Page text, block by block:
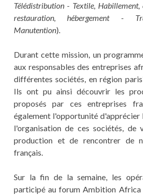
Télédistribution - Textile, Habillement,
restauration, hébergement -
Manutention).
Durant cette mission, un
aux responsables des entreprises
différentes sociétés, en région
Ils ont pu ainsi découvrir les
proposés par ces entreprises
également l'opportunité
l'organisation de ces sociétés, de
production et de rencontrer de
français.
Sur la fin de la semaine, les
participé au forum Ambition Africa